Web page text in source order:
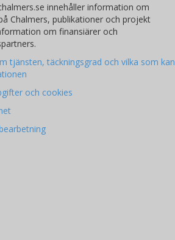
innehåller information om
Chalmers, publikationer och projekt
om finansiärer och
tjänsten, täckningsgrad och vilka som kan
och cookies